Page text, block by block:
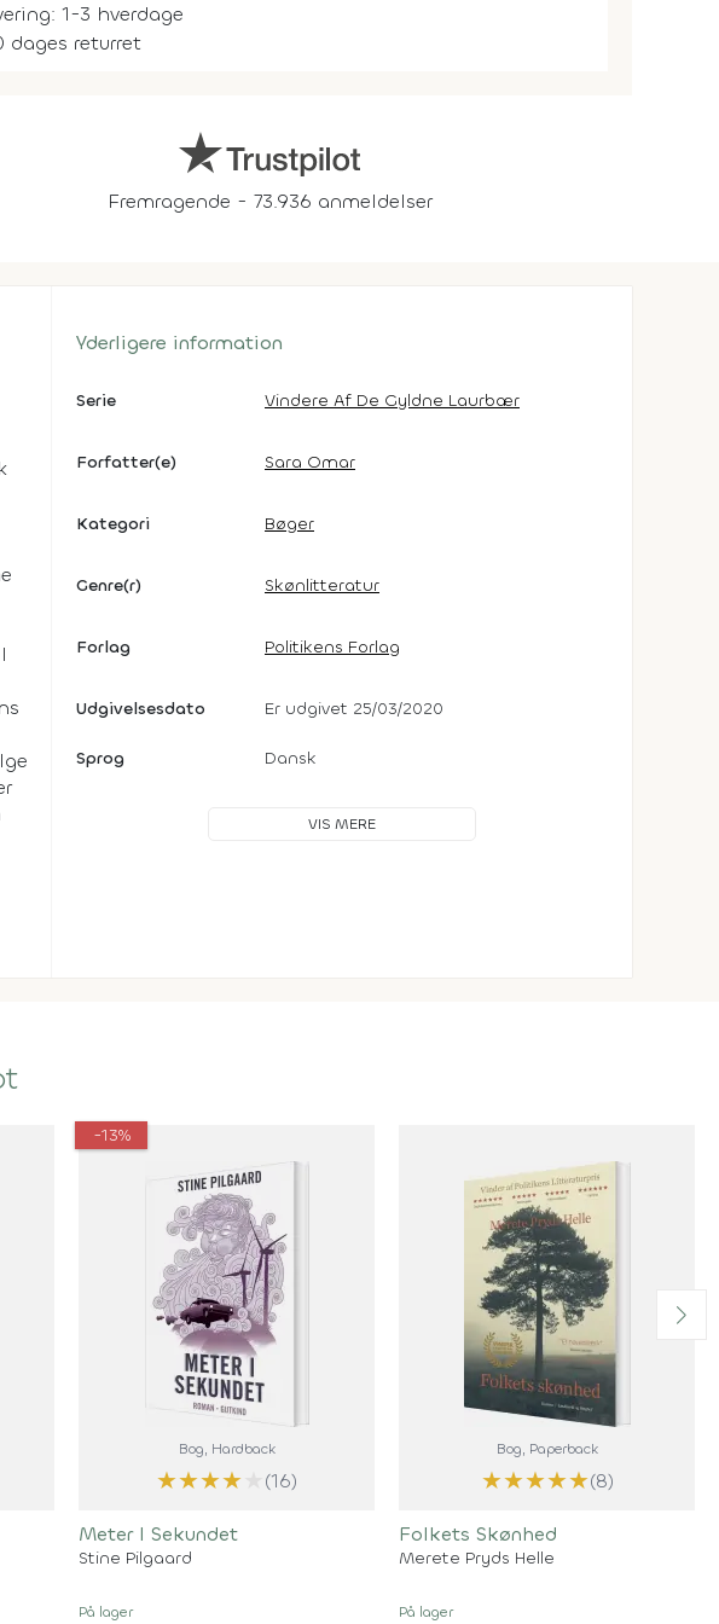
1-3 hverdage
dages returret
Fremragende - 73.936 anmeldelser
Yderligere information
Serie Vindere Af De Gyldne Laurbær
Forfatter(e) Sara Omar
Kategori Bøger
Genre(r) Skønlitteratur
Forlag Politikens Forlag
Udgivelsesdato Er udgivet 25/03/2020
Sprog Dansk
VIS MERE
-13%
Bog, Hardback
★★★★ (16)
Meter I Sekundet
Stine Pilgaard
På lager
Bog, Paperback
★★★★★(8)
Folkets Skønhed
Merete Pryds Helle
På lager